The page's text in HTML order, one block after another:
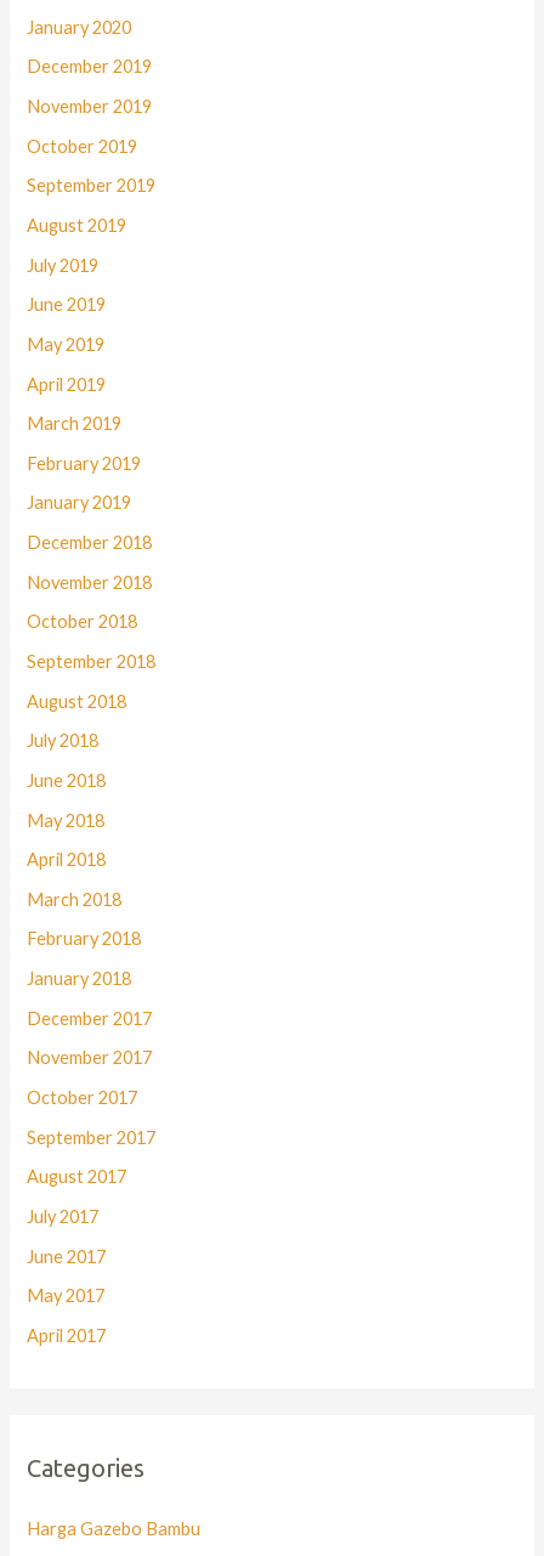
January 2020
December 2019
November 2019
October 2019
September 2019
August 2019
July 2019
June 2019
May 2019
April 2019
March 2019
February 2019
January 2019
December 2018
November 2018
October 2018
September 2018
August 2018
July 2018
June 2018
May 2018
April 2018
March 2018
February 2018
January 2018
December 2017
November 2017
October 2017
September 2017
August 2017
July 2017
June 2017
May 2017
April 2017
Categories
Harga Gazebo Bambu